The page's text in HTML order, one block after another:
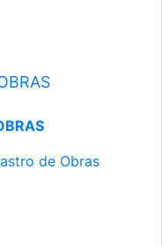
de Obras